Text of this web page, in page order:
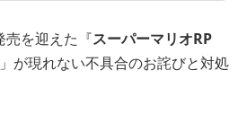
売を迎えた『スーパーマリオRP
が現れない不具合のお詫びと対処